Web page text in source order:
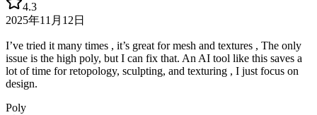
4.3
2025年11月12日
I’ve tried it many times , it’s great for mesh and textures , The only
issue is the high poly, but I can fix that. An AI tool like this saves a
lot of time for retopology, sculpting, and texturing , I just focus on
design.
Poly